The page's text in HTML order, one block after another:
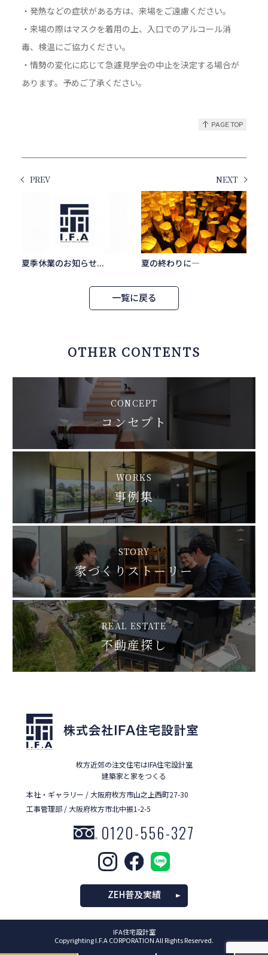
・発熱などの症状がある方は、来場をご遠慮ください。
・来場の際はマスクを着用の上、入口でのアルコール消
毒、検温にご協力ください。
・情勢の変化に応じて急遽見学会の中止を決定する場合が
あります。予めご了承ください。
PREV
夏季休業のお知らせ...
NEXT
夏の終わりに―
一覧に戻る
OTHER CONTENTS
CONCEPT
コンセプト
WORKS
事例集
STORY
家づくりストーリー
REAL ESTATE
不動産探し
枚方近郊の注文住宅はIFA住宅設計室
建築家と家をつくる
本社・ギャラリー / 大阪府枚方市山之上西町27-30
工事管理部 / 大阪府枚方市北中振1-2-5
0120-556-327
ZEH普及実績
IFA住宅設計室
Copyrighting I.F.A CORPORATION All Rights Reserved.